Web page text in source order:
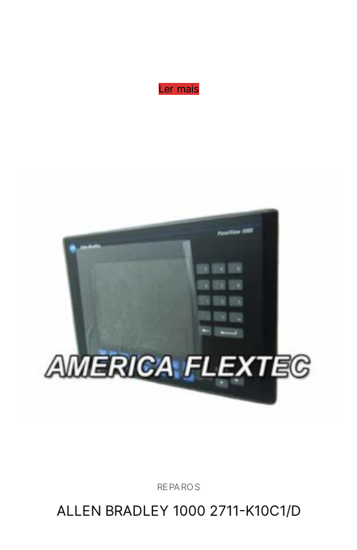
Ler mais
REPAROS
ALLEN BRADLEY 1000 2711-K10C1/D